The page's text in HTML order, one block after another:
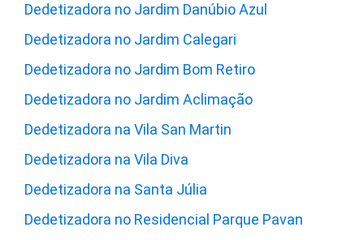
Dedetizadora no Jardim Danúbio Azul
Dedetizadora no Jardim Calegari
Dedetizadora no Jardim Bom Retiro
Dedetizadora no Jardim Aclimação
Dedetizadora na Vila San Martin
Dedetizadora na Vila Diva
Dedetizadora na Santa Júlia
Dedetizadora no Residencial Parque Pavan